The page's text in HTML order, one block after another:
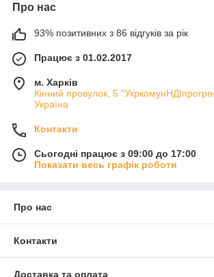
Про нас
93% позитивних з 86 відгуків за рік
Працює з 01.02.2017
м. Харків
Кінний провулок, 5
Україна
Контакти
Сьогодні працює з 09:00 до 17:00
Показати весь графік роботи
Про нас
Контакти
Доставка та оплата